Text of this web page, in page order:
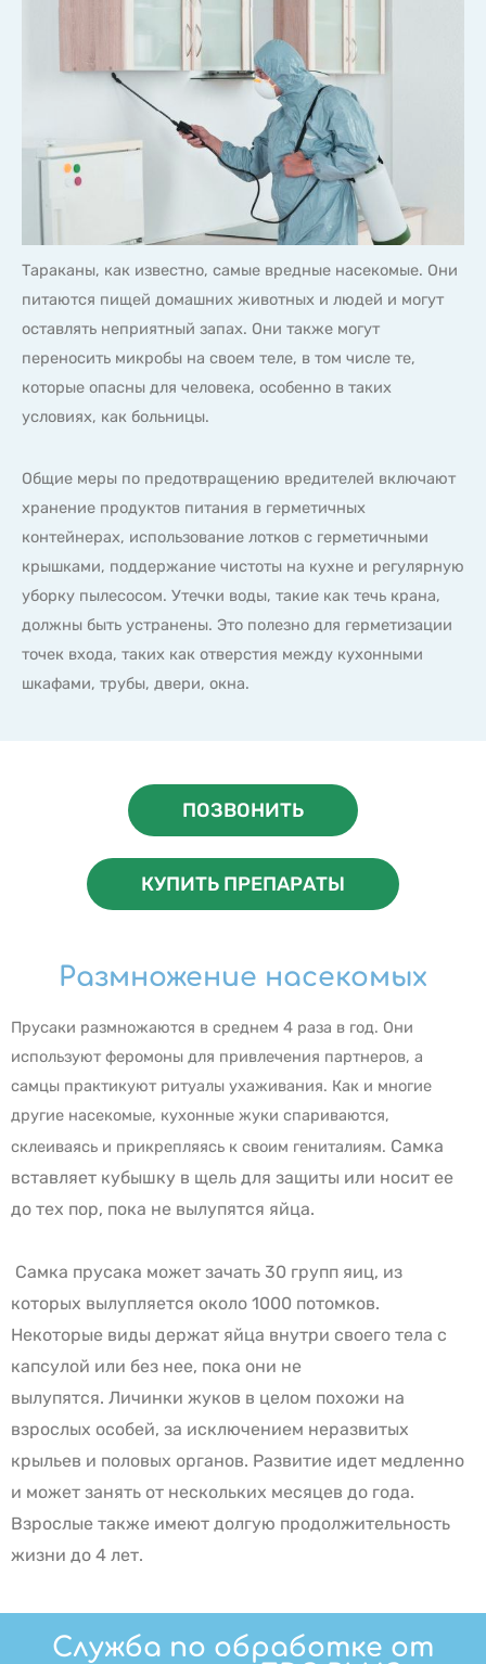
Тараканы, как известно, самые вредные насекомые. Они
питаются пищей домашних животных и людей и могут
оставлять неприятный запах. Они также могут
переносить микробы на своем теле, в том числе те,
которые опасны для человека, особенно в таких
условиях, как больницы.
Общие меры по предотвращению вредителей включают
хранение продуктов питания в герметичных
контейнерах, использование лотков с герметичными
крышками, поддержание чистоты на кухне и регулярную
уборку пылесосом. Утечки воды, такие как течь крана,
должны быть устранены. Это полезно для герметизации
точек входа, таких как отверстия между кухонными
шкафами, трубы, двери, окна.
ПОЗВОНИТЬ
КУПИТЬ ПРЕПАРАТЫ
Размножение насекомых
Прусаки размножаются в среднем 4 раза в год. Они
используют феромоны для привлечения партнеров, а
самцы практикуют ритуалы ухаживания. Как и многие
другие насекомые, кухонные жуки спариваются,
склеиваясь и прикрепляясь к своим гениталиям. Самка
вставляет кубышку в щель для защиты или носит ее
до тех пор, пока не вылупятся яйца.
Самка прусака может зачать 30 групп яиц, из
которых вылупляется около 1000 потомков.
Некоторые виды держат яйца внутри своего тела с
капсулой или без нее, пока они не
вылупятся. Личинки жуков в целом похожи на
взрослых особей, за исключением неразвитых
крыльев и половых органов. Развитие идет медленно
и может занять от нескольких месяцев до года.
Взрослые также имеют долгую продолжительность
жизни до 4 лет.
Служба по обработке от